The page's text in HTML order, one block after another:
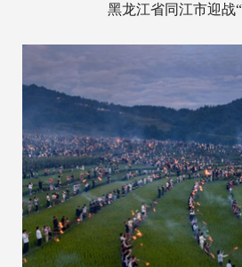
黑龙江省同江市迎战